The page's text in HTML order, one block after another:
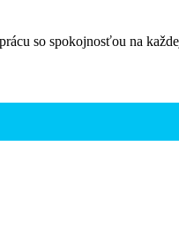
so spokojnosťou na